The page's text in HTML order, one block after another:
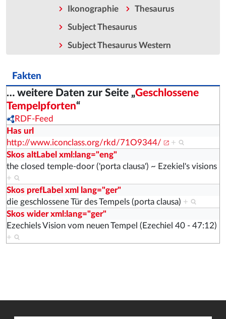
Ikonographie Thesaurus
Subject Thesaurus
Subject Thesaurus Western
Fakten
… weitere Daten zur Seite „Geschlossene
Tempelpforten“
RDF-Feed
Has url
http://www.iconclass.org/rkd/71O9344/
+
Skos altLabel xml:lang="eng"
the closed temple-door ('porta clausa') ~ Ezekiel's visions
+
Skos prefLabel xml lang="ger"
die geschlossene Tür des Tempels (porta clausa) +
Skos wider xml:lang="ger"
Ezechiels Vision vom neuen Tempel (Ezechiel 40 - 47:12)
+